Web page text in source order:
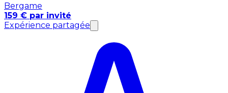
Bergame
159 € par invité
Expérience partagée